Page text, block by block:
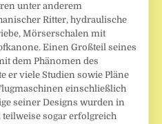
unter anderem
Ritter, hydraulische
Mörserschalen mit
Einen Großteil seines
dem Phänomen des
er viele Studien sowie Pläne
einschließlich
seiner Designs wurden in
teilweise sogar erfolgreich